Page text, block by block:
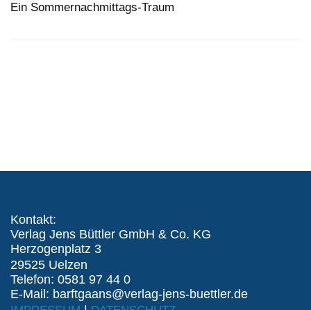
Ein Sommernachmittags-Traum
Kontakt:
Verlag Jens Büttler GmbH & Co. KG
Herzogenplatz 3
29525 Uelzen
Telefon: 0581 97 44 0
E-Mail: barftgaans@verlag-jens-buettler.de